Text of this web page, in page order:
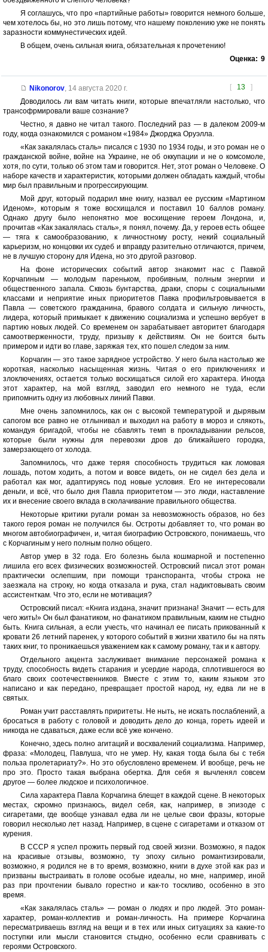
Я соглашусь, что про «партийные работы» говорится немного больше,
чем хотелось бы, но это лишь потому, что нашему поколению уже не понять
заразности коммунестических идей.
В общем, очень сильная книга, обязательная к прочетению!
Оценка: 9
[ 13 ]
Nikonorov, 14 августа 2020 г.
Доводилось ли вам читать книги, которые впечатляли настолько, что
трансофрмировали ваше сознание?
Честно, я давно не читал такого. Последний раз — в далеком 2009-м
году, когда ознакомился с романом «1984» Джорджа Оруэлла.
«Как закалялась сталь» писался с 1930 по 1934 годы, и это роман не о
гражданской войне, войне на Украине, не об оккупации и не о комсомоле,
хотя, по сути, только об этом там и говорится. Нет, этот роман о Человеке. О
наборе качеств и характеристик, которыми должен обладать каждый, чтобы
мир был правильным и прогрессирующим.
Мой друг, который подарил мне книгу, назвал ее русским «Мартином
Иденом», которым я тоже восхищался и поставил 10 баллов роману.
Однако другу было непонятно мое восхищение героем Лондона, и,
прочитав «Как закалялась сталь», я понял, почему. Да, у героев есть общее
— тяга к самообразованию, к личностному росту, некий социальный
карьеризм, но концовки их судеб и вправду разительно отличаются, причем,
не в лучшую сторону для Идена, но это другой разговор.
На фоне исторических событий автор знакомит нас с Павкой
Корчагиным — молодым пареньком, пробивным, полным энергии и
общественного запала. Сквозь бунтарства, драки, споры с социальными
классами и неприятие иных приоритетов Павка профильтровывается в
Павла — советского гражданина, бравого солдата и сильную личность,
лидера, который примыкает к движению социализма и успешно вербует в
партию новых людей. Со временем он зарабатывает авторитет благодаря
самоотверженности, труду, призыву к действиям. Он не боится быть
примером и идти во главе, заряжая тех, кто пошел следом за ним.
Корчагин — это такое зарядное устройство. У него была настолько же
короткая, насколько насыщенная жизнь. Читая о его приключениях и
злоключениях, остается только восхищаться силой его характера. Иногда
этот характер, на мой взгляд, заводил его немного не туда, если
припомнить одну из любовных линий Павки.
Мне очень запомнилось, как он с высокой температурой и дырявым
сапогом все равно не отлынивал и выходил на работу в мороз и слякоть,
командуя бригадой, чтобы не сбавлять темп в прокладывании рельсов,
которые были нужны для перевозки дров до ближайшего городка,
замерзающего от холода.
Запомнилось, что даже теряя способность трудиться как ломовая
лошадь, потом ходить, а потом и вовсе видеть, он не сидел без дела и
работал как мог, адаптируясь под новые условия. Его не интересовали
деньги, и всё, что было дня Павла приоритетом — это люди, наставление
их и внесение своего вклада в сколачивание правильного общества.
Некоторые критики ругали роман за невозможность образов, но без
такого героя роман не получился бы. Остроты добавляет то, что роман во
многом автобиографичен, и, читая биографию Островского, понимаешь, что
с Корчагиным у него полным полно общего.
Автор умер в 32 года. Его болезнь была кошмарной и постепенно
лишила его всех физических возможностей. Островский писал этот роман
практически ослепшим, при помощи транспоранта, чтобы строка не
заезжала на строку, но когда отказала и рука, стал надиктовывать своим
ассистенткам. Что это, если не мотивация?
Островский писал: «Книга издана, значит признана! Значит — есть для
чего жить!» Он был фанатиком, но фанатиком правильным, каким не стыдно
быть. Книга сильная, а если учесть, что начинал ее писать прикованный к
кровати 26 летний паренек, у которого событий в жизни хватило бы на пять
таких книг, то проникаешься уважением как к самому роману, так и к автору.
Отдельного акцента заслуживает внимание персонажей романа к
труду, способность видеть старания и усердие народа, сплотившегося во
благо своих соотечественников. Вместе с этим то, каким языком это
написано и как передано, превращает простой народ, ну, едва ли не в
святых.
Роман учит расставлять приритеты. Не ныть, не искать послаблений, а
бросаться в работу с головой и доводить дело до конца, гореть идеей и
никогда не сдаваться, даже если всё уже кончено.
Конечно, здесь полно агитаций и восхвалений социализма. Например,
фраза: «Молодец, Павлуша, что не умер. Ну, какая тогда была бы с тебя
польза пролетариату?». Но это обусловлено временем. И вообще, речь не
про это. Просто такая выбрана обертка. Для себя я вычленял совсем
другое — более людское и психологичное.
Сила характера Павла Корчагина блещет в каждой сцене. В некоторых
местах, скромно признаюсь, видел себя, как, например, в эпизоде с
сигаретами, где вообще узнавал едва ли не целые свои фразы, которые
говорил несколько лет назад. Например, в сцене с сигаретами и отказом от
курения.
В СССР я успел прожить первый год своей жизни. Возможно, я падок
на красивые отзывы, возможно, ту эпоху сильно романтизировали,
возможно, я родился не в то время, возможно, книги в духе этой как раз и
призваны выстраивать в голове особые идеалы, но мне, например, иной
раз при прочтении бывало горестно и как-то тоскливо, особенно в это
время.
«Как закалялась сталь» — роман о людях и про людей. Это роман-
характер, роман-коллектив и роман-личность. На примере Корчагина
пересматриваешь взгляд на вещи и в тех или иных ситуациях за какие-то
поступки или мысли становится стыдно, особенно если сравнивать с
героями Островского.